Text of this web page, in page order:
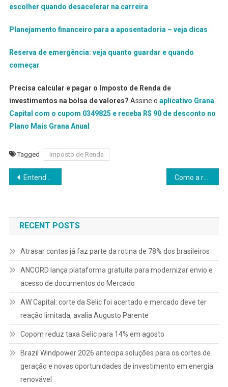
escolher quando desacelerar na carreira
Planejamento financeiro para a aposentadoria – veja dicas
Reserva de emergência: veja quanto guardar e quando
começar
Precisa calcular e pagar o Imposto de Renda de
investimentos na bolsa de valores? Assine o aplicativo Grana
Capital com o cupom 0349825 e receba R$ 90 de desconto no
Plano Mais Grana Anual
Tagged Imposto de Renda
Navegação
Post
Entenda o shutdown dos EUA e o impacto para o Brasil Como a renda define o que o Brasil assiste e escuta na internet
RECENT POSTS
Atrasar contas já faz parte da rotina de 78% dos brasileiros
ANCORD lança plataforma gratuita para modernizar envio e
acesso de documentos do Mercado
AW Capital: corte da Selic foi acertado e mercado deve ter
reação limitada, avalia Augusto Parente
Copom reduz taxa Selic para 14% em agosto
Brazil Windpower 2026 antecipa soluções para os cortes de
geração e novas oportunidades de investimento em energia
renovável